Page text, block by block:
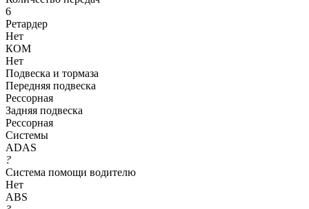
6
Ретардер
Нет
КОМ
Нет
Подвеска и тормаза
Передняя подвеска
Рессорная
Задняя подвеска
Рессорная
Системы
ADAS
?
Система помощи водителю
Нет
ABS